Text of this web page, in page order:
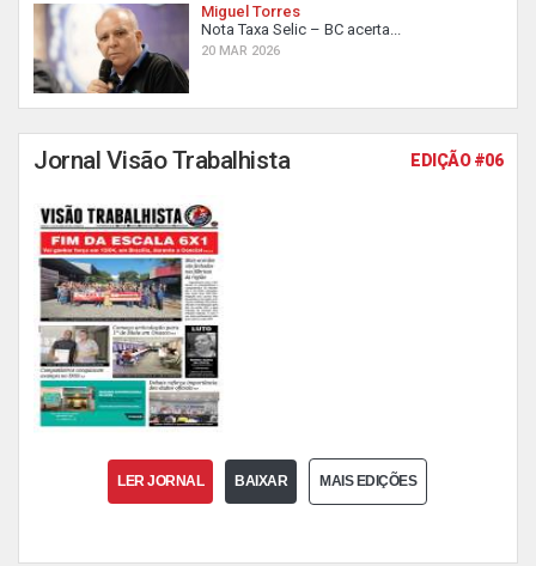
Miguel Torres
Nota Taxa Selic – BC acerta...
20 MAR 2026
Jornal Visão Trabalhista EDIÇÃO #06
LER JORNAL BAIXAR MAIS EDIÇÕES